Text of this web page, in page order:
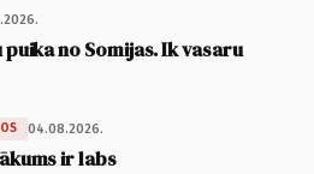
puika no Somijas. Ik vasaru
04.08.2026.
ir labs